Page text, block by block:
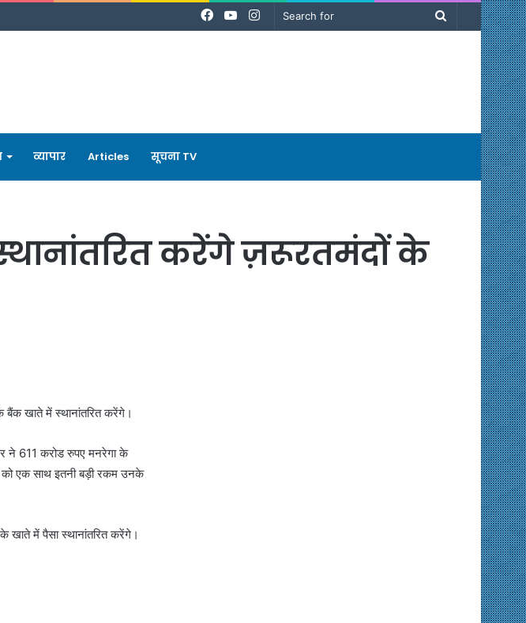
Search
Instagram
YouTube
Facebook
व्यापार Articles सूचना TV
करेंगे ज़रूरतमंदों के
खाते में स्थानांतरित करेंगे।
ने 611 करोड रुपए मनरेगा के
को एक साथ इतनी बड़ी रकम उनके
खाते में पैसा स्थानांतरित करेंगे।